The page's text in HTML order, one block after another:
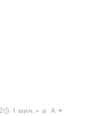
1 мин. a A